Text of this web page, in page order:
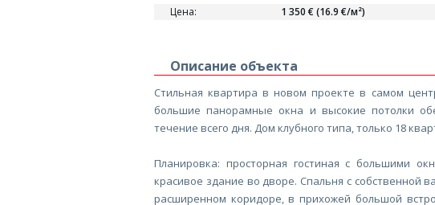
Цена:
1 350 € (16.9 €/м²)
Описание объекта
Стильная квартира в новом проекте в самом
большие панорамные окна и высокие потолки
течение всего дня. Дом клубного типа, только 18
Планировка: просторная гостиная с большими
красивое здание во дворе. Спальня с собственной
расширенном коридоре, в прихожей большой